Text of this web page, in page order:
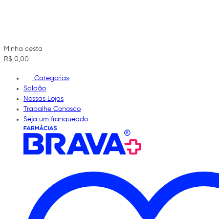
Minha cesta
R$ 0,00
Categorias
Saldão
Nossas Lojas
Trabalhe Conosco
Seja um franqueado